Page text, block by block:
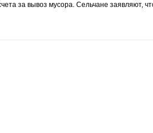
за вывоз мусора. Сельчане заявляют,